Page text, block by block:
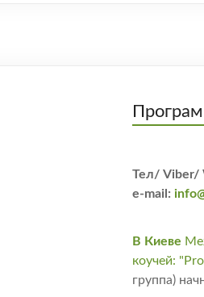
Тел/ Viber/
e-mail:
В Киеве
коучей:
группа)